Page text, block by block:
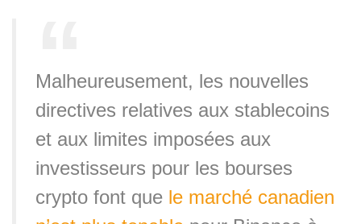
Malheureusement, les nouvelles
directives relatives aux stablecoins
et aux limites imposées aux
investisseurs pour les bourses
crypto font que le marché canadien